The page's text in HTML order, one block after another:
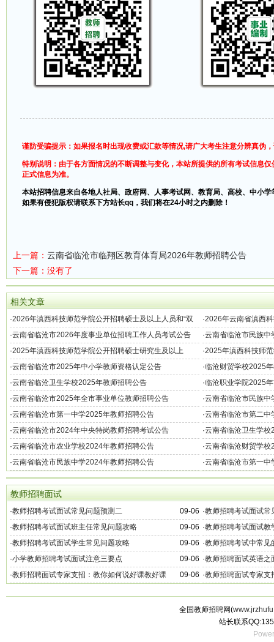
谨防受骗提示：如果报名时出现收费或汇款等情况,请广大考生注意分辨真伪
特别说明：由于各方面情况的不断调整与变化，本站所提供的所有考试信息
正式信息为准。
本站招聘信息来自各地人社局、政府网、人事考试网、教育局、高校、中小
如果有侵犯版权请联系下方站长qq，我们将在24小时之内删除！
上一篇： 云南省临沧市临翔区教育体育局2026年教师招聘公告
下一篇：没有了
相关文章
·2026年滇西科技师范学院公开招聘硕士及以上人员和“双
师型”教师公告
·2026年云南省滇西
·云南省临沧市2026年度事业单位招聘工作人员考试公告
（318名）
·云南省临沧市民族
·2025年滇西科技师范学院公开招聘硕士研究生及以上
和“双师型”教师公告
·2025年滇西科技师
·云南省临沧市2025年中小学教师资格认定公告 ·临沧财贸学校2025
·云南省临沧卫生学校2025年教师招聘公告 ·临沧职业学院2025
·云南省临沧市2025年全市事业单位教师招聘公告 ·云南省临沧市民族
·云南省临沧市第一中学2025年教师招聘公告 ·云南省临沧市第二
·云南省临沧市2024年中央特岗教师招聘考试公告 ·云南省临沧卫生学
·云南省临沧市农业学校2024年教师招聘公告 ·云南省临沧财贸学
·云南省临沧市民族中学2024年教师招聘公告 ·云南省临沧市第一
教师招聘面试
09-06
·教师招聘考试面试常见问题预测二 ·教师招聘考试面试常
09-06
·教师招聘考试面试班主任常见问题攻略 ·教师招聘考试面试教
09-06
·教师招聘考试面试学生常见问题攻略 ·教师招聘考试中常见
09-06
·小学教师招聘考试面试注意三要点 ·教师招聘面试英语之
09-06
·教师招聘面试专家支招：教你如何说好课教好课 ·教师招聘面试专家支
全国教师招聘网(
站长联系